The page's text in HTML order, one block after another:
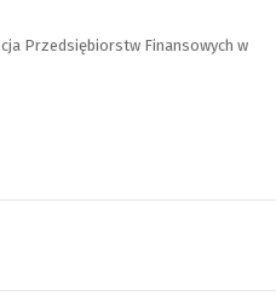
Przedsiębiorstw Finansowych w